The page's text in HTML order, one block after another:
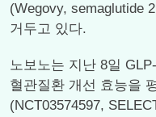
(Wegovy, semaglutide
거두고 있다.
노보노는 지난 8일
혈관질환 개선 효능을
(NCT03574597,